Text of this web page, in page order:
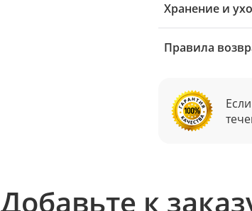
Хранение и
Правила
Добавьте к